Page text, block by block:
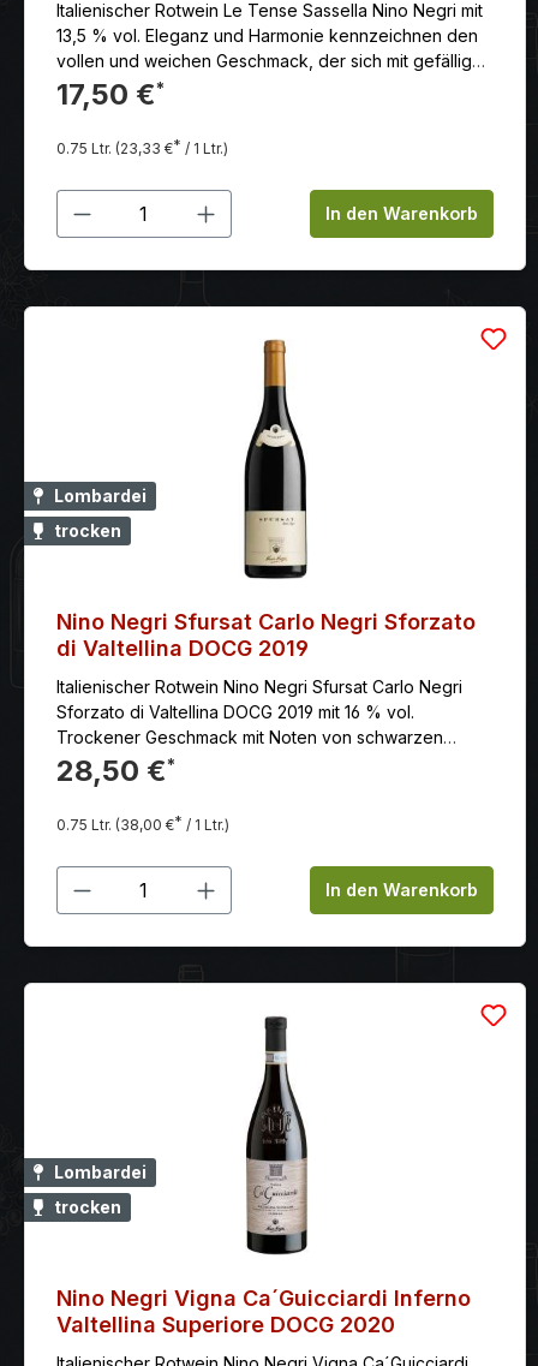
Italienischer Rotwein Le Tense Sassella Nino Negri mit
13,5 % vol. Eleganz und Harmonie kennzeichnen den
vollen und weichen Geschmack, der sich mit gefälligen
Dörrpflaumen- und Gewürznoten ausgiebig
verabschiedet.
17,50 €*
0.75 Ltr. (23,33 €* / 1 Ltr.)
Produkt Anzahl: Gib denIn den Warenkorb
Lombardei
trocken
Nino Negri Sfursat Carlo Negri Sforzato
di Valtellina DOCG 2019
Italienischer Rotwein Nino Negri Sfursat Carlo Negri
Sforzato di Valtellina DOCG 2019 mit 16 % vol.
Trockener Geschmack mit Noten von schwarzen
Früchten, präsentem und herbem Tannin. Ein voller,
anhaltender Wein mit Noten von Nelken und Lakritze.
28,50 €*
0.75 Ltr. (38,00 €* / 1 Ltr.)
Produkt Anzahl: Gib denIn den Warenkorb
Lombardei
trocken
Nino Negri Vigna Ca´Guicciardi Inferno
Valtellina Superiore DOCG 2020